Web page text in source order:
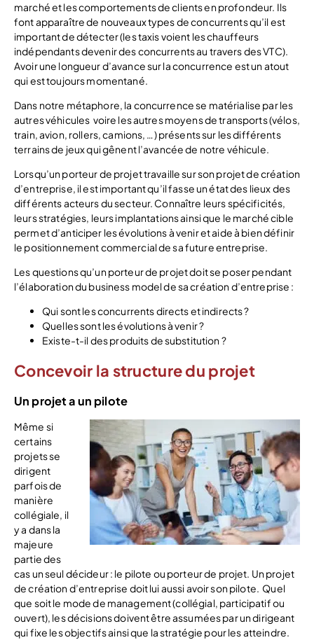
marché et les comportements de clients en profondeur. Ils
font apparaître de nouveaux types de concurrents qu’il est
important de détecter (les taxis voient les chauffeurs
indépendants devenir des concurrents au travers des VTC).
Avoir une longueur d’avance sur la concurrence est un atout
qui est toujours momentané.
Dans notre métaphore, la concurrence se matérialise par les
autres véhicules voire les autres moyens de transports (vélos,
train, avion, rollers, camions, …) présents sur les différents
terrains de jeux qui gênent l’avancée de notre véhicule.
Lorsqu’un porteur de projet travaille sur son projet de création
d’entreprise, il est important qu’il fasse un état des lieux des
différents acteurs du secteur. Connaître leurs spécificités,
leurs stratégies, leurs implantations ainsi que le marché cible
permet d’anticiper les évolutions à venir et aide à bien définir
le positionnement commercial de sa future entreprise.
Les questions qu’un porteur de projet doit se poser pendant
l’élaboration du business model de sa création d’entreprise :
Qui sont les concurrents directs et indirects ?
Quelles sont les évolutions à venir ?
Existe-t-il des produits de substitution ?
Concevoir la structure du projet
Un projet a un pilote
Même si
certains
projets se
dirigent
parfois de
manière
collégiale, il
y a dans la
majeure
partie des
cas un seul décideur : le pilote ou porteur de projet. Un projet
de création d’entreprise doit lui aussi avoir son pilote. Quel
que soit le mode de management (collégial, participatif ou
ouvert), les décisions doivent être assumées par un dirigeant
qui fixe les objectifs ainsi que la stratégie pour les atteindre.